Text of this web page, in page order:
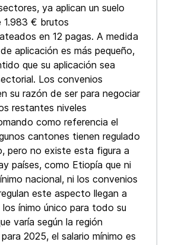
ya aplican un suelo
1.983 € brutos
en 12 pagas. A medida
aplicación es más pequeño,
que su aplicación sea
Los convenios
su razón de ser para negociar
restantes niveles
como referencia el
cantones tienen regulado
pero no existe esta figura a
países, como Etiopía que ni
nacional, ni los convenios
este aspecto llegan a
los ínimo único para todo su
varía según la región
2025, el salario mínimo es